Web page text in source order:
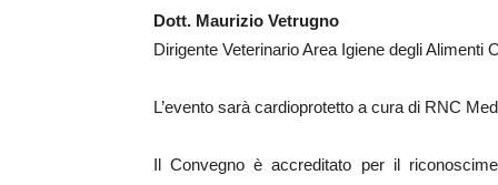
Dott. Maurizio Vetrugno
Dirigente Veterinario Area Igiene degli Alimenti
L’evento sarà cardioprotetto a cura di RNC
Il Convegno è accreditato per il